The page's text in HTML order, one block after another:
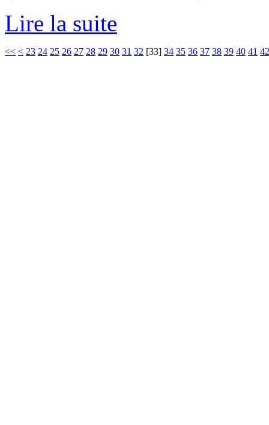
Lire la suite
<< < 23 24 25 26 27 28 29 30 31 32 [33] 34 35 36 37 38 39 40 41 42